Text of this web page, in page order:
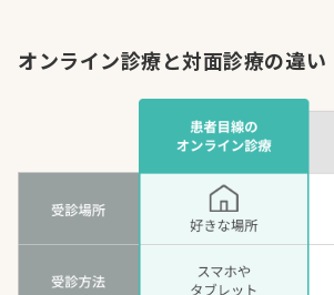
オンライン診療と対面診療の違い